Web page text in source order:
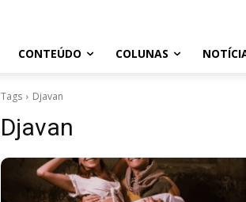
CONTEÚDO COLUNAS
Tags Djavan
Djavan